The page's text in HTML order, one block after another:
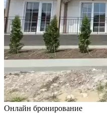
Онлайн бронирование